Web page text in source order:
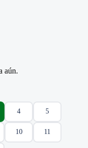
aún.
4 5
10 11